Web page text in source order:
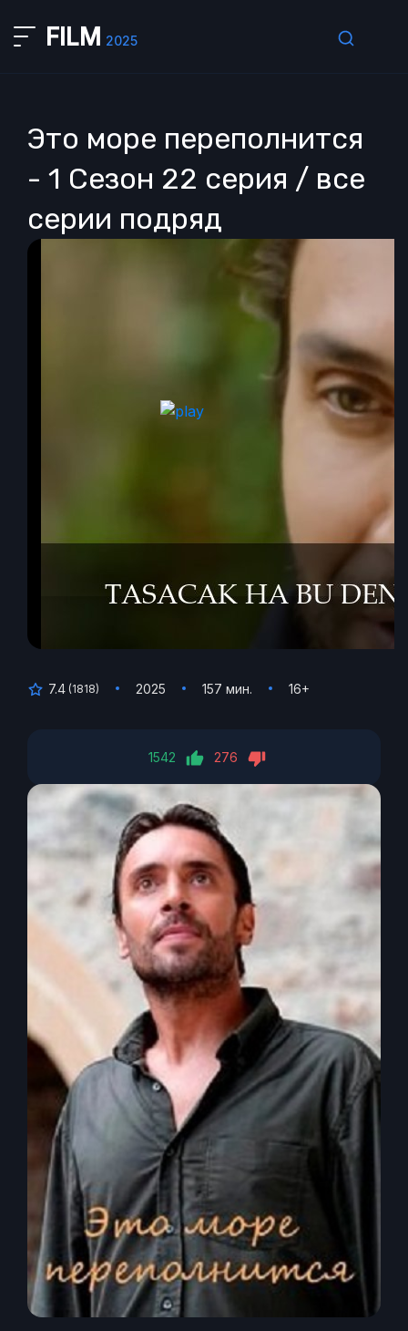
FILM 2025
Это море переполнится
- 1 Сезон 22 серия / все
серии подряд
7.4 (1818) 2025 157 мин. 16+
1542 276